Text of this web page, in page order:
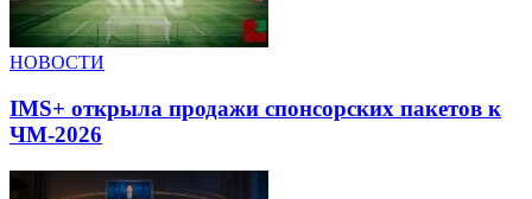
НОВОСТИ
IMS+ открыла продажи спонсорских пакетов к
ЧМ-2026